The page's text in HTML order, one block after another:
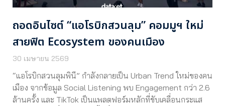
ถอดอินไซต์ “แอโรบิกสวนลุม” คอมมูฯ ใหม่
สายฟิต Ecosystem ของคนเมือง
30 เมษายน 2569
“แอโรบิกสวนลุมพินี” กำลังกลายเป็น Urban Trend ใหม่ของคน
เมือง จากข้อมูล Social Listening พบ Engagement กว่า 2.6
ล้านครั้ง และ TikTok เป็นแพลตฟอร์มหลักที่ขับเคลื่อนกระแส